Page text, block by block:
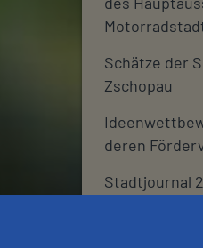
Schätze der
Zschopau
deren
Stadtjournal